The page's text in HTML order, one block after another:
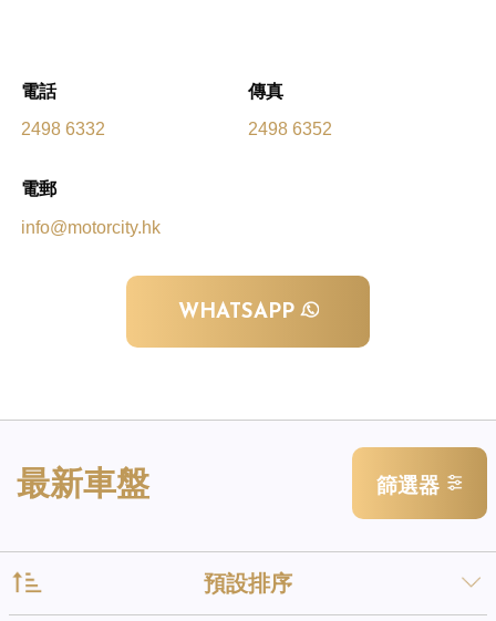
電話
2498 6332
傳真
2498 6352
電郵
info@motorcity.hk
WHATSAPP
最新車盤 篩選器
預設排序